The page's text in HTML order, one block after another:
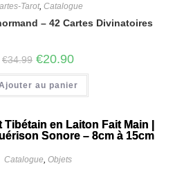
Tarot, Catalogue
– 42 Cartes Divinatoires
€34.99 €20.90
au panier
Catalogue, Objets